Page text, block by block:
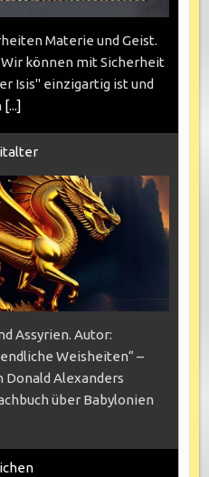
Materie und Geist.
können mit Sicherheit
Isis" einzigartig ist und
[...]
Assyrien. Autor:
Weisheiten“ –
Alexanders
über Babylonien